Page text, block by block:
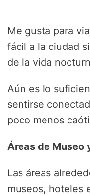
Me gusta para
fácil a la ciudad
de la vida
Aún es lo
sentirse
poco menos
Áreas de Museo
Las áreas
museos, hoteles